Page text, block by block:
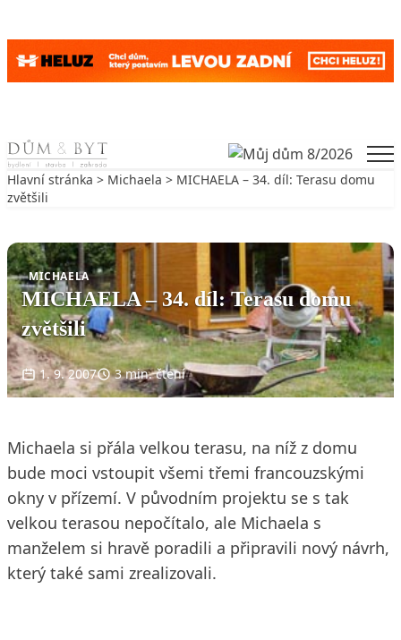
Skip to content
Hlavní stránka > Michaela > MICHAELA – 34. díl: Terasu domu
zvětšili
MICHAELA
MICHAELA – 34. díl: Terasu domu
zvětšili
1. 9. 2007 3 min. čtení
Michaela si přála velkou terasu, na níž z domu
bude moci vstoupit všemi třemi francouzskými
okny v přízemí. V původním projektu se s tak
velkou terasou nepočítalo, ale Michaela s
manželem si hravě poradili a připravili nový návrh,
který také sami zrealizovali.